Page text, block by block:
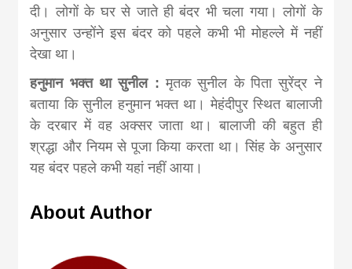
दी। लोगों के घर से जाते ही बंदर भी चला गया। लोगों के
अनुसार उन्होंने इस बंदर को पहले कभी भी मोहल्ले में नहीं
देखा था।
हनुमान भक्त था सुनील : मृतक सुनील के पिता सुरेंद्र ने
बताया कि सुनील हनुमान भक्त था। मेहंदीपुर स्थित बालाजी
के दरबार में वह अक्सर जाता था। बालाजी की बहुत ही
श्रद्धा और नियम से पूजा किया करता था। सिंह के अनुसार
यह बंदर पहले कभी यहां नहीं आया।
About Author